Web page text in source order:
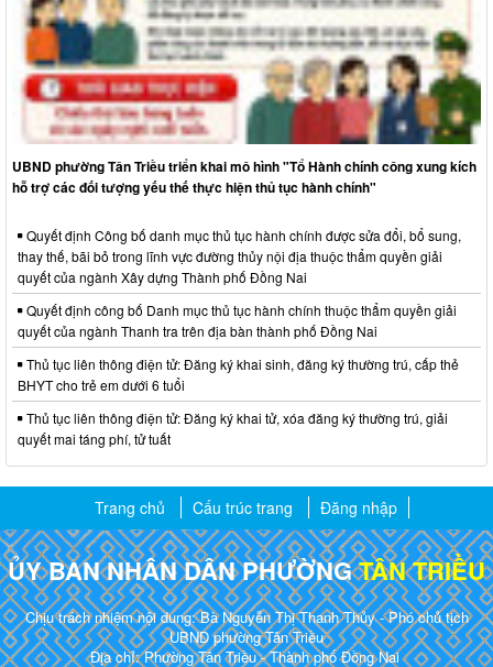
UBND phường Tân Triều triển khai mô hình "Tổ Hành chính công xung kích
hỗ trợ các đối tượng yếu thế thực hiện thủ tục hành chính"
Quyết định Công bố danh mục thủ tục hành chính được sửa đổi, bổ sung,
thay thế, bãi bỏ trong lĩnh vực đường thủy nội địa thuộc thẩm quyền giải
quyết của ngành Xây dựng Thành phố Đồng Nai
Quyết định công bố Danh mục thủ tục hành chính thuộc thẩm quyền giải
quyết của ngành Thanh tra trên địa bàn thành phố Đồng Nai
Thủ tục liên thông điện tử: Đăng ký khai sinh, đăng ký thường trú, cấp thẻ
BHYT cho trẻ em dưới 6 tuổi
Thủ tục liên thông điện tử: Đăng ký khai tử, xóa đăng ký thường trú, giải
quyết mai táng phí, tử tuất
Trang chủ Cấu trúc trang Đăng nhập
ỦY BAN NHÂN DÂN PHƯỜNGTÂN TRIỀU
Chịu trách nhiệm nội dung: Bà Nguyễn Thị Thanh Thủy - Phó chủ tịch
UBND phường Tân Triều
Địa chỉ: Phường Tân Triều - Thành phố Đồng Nai